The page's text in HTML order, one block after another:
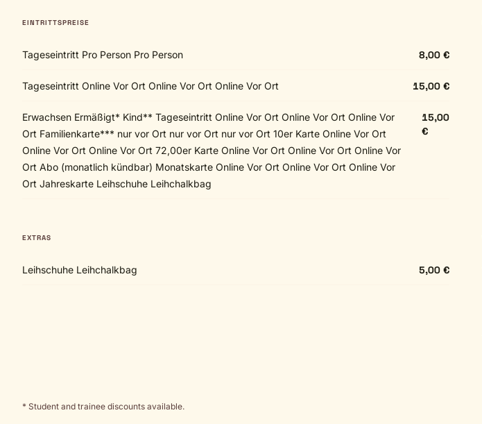
EINTRITTSPREISE
Tageseintritt Pro Person Pro Person 8,00 €
Tageseintritt Online Vor Ort Online Vor Ort Online Vor Ort 15,00 €
Erwachsen Ermäßigt* Kind** Tageseintritt Online Vor Ort Online Vor Ort Online Vor
Ort Familienkarte*** nur vor Ort nur vor Ort nur vor Ort 10er Karte Online Vor Ort
Online Vor Ort Online Vor Ort 72,00er Karte Online Vor Ort Online Vor Ort Online Vor
Ort Abo (monatlich kündbar) Monatskarte Online Vor Ort Online Vor Ort Online Vor
Ort Jahreskarte Leihschuhe Leihchalkbag
15,00
€
EXTRAS
Leihschuhe Leihchalkbag 5,00 €
* Student and trainee discounts available.